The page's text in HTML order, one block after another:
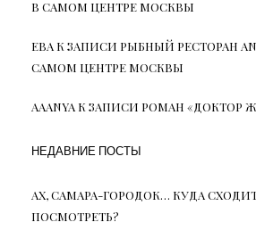
В САМОМ ЦЕНТРЕ МОСКВЫ
ЕВАК ЗАПИСИ РЫБНЫЙ РЕСТОРАН
САМОМ ЦЕНТРЕ МОСКВЫ
AAANYAК ЗАПИСИ РОМАН «ДОКТОР
НЕДАВНИЕ ПОСТЫ
АХ, САМАРА-ГОРОДОК… КУДА
ПОСМОТРЕТЬ?